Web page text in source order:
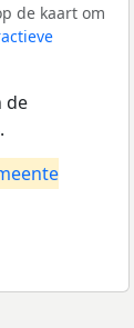
de kaart om
de